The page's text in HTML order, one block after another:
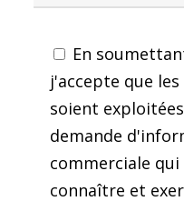
En
j'accepte que
soient
demande
commerciale
connaître et